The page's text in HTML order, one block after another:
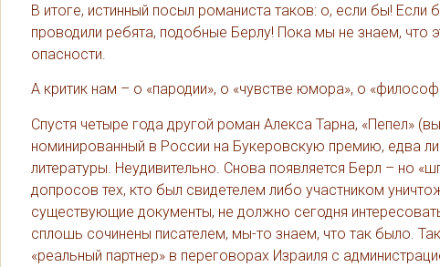
В итоге, истинный посыл романиста таков: о, если бы!
проводили ребята, подобные Берлу! Пока мы не знаем, что
опасности.
А критик нам – о «пародии», о «чувстве юмора», о
Спустя четыре года другой роман Алекса Тарна, «Пепел»
номинированный в России на Букеровскую премию, едва
литературы. Неудивительно. Снова появляется Берл – но
допросов тех, кто был свидетелем либо участником
существующие документы, не должно сегодня
сплошь сочинены писателем, мы-то знаем, что так было.
«реальный партнер» в переговорах Израиля с